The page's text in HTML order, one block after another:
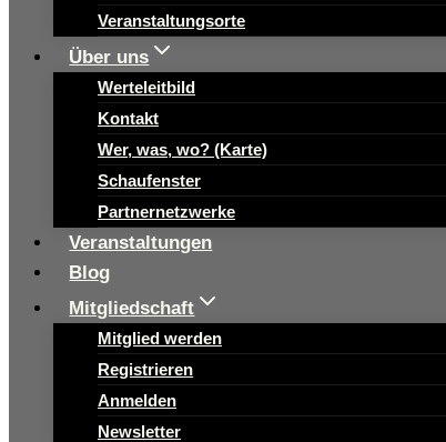
Veranstaltungsorte
Über uns
Werteleitbild
Kontakt
Wer, was, wo? (Karte)
Schaufenster
Partnernetzwerke
Veranstaltungen
Blog
Mitgliedschaft
Mitglied werden
Registrieren
Anmelden
Newsletter